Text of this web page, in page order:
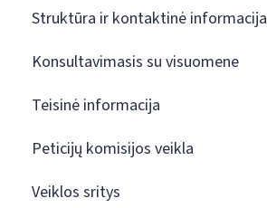
Struktūra ir kontaktinė informacija
Konsultavimasis su visuomene
Teisinė informacija
Peticijų komisijos veikla
Veiklos sritys